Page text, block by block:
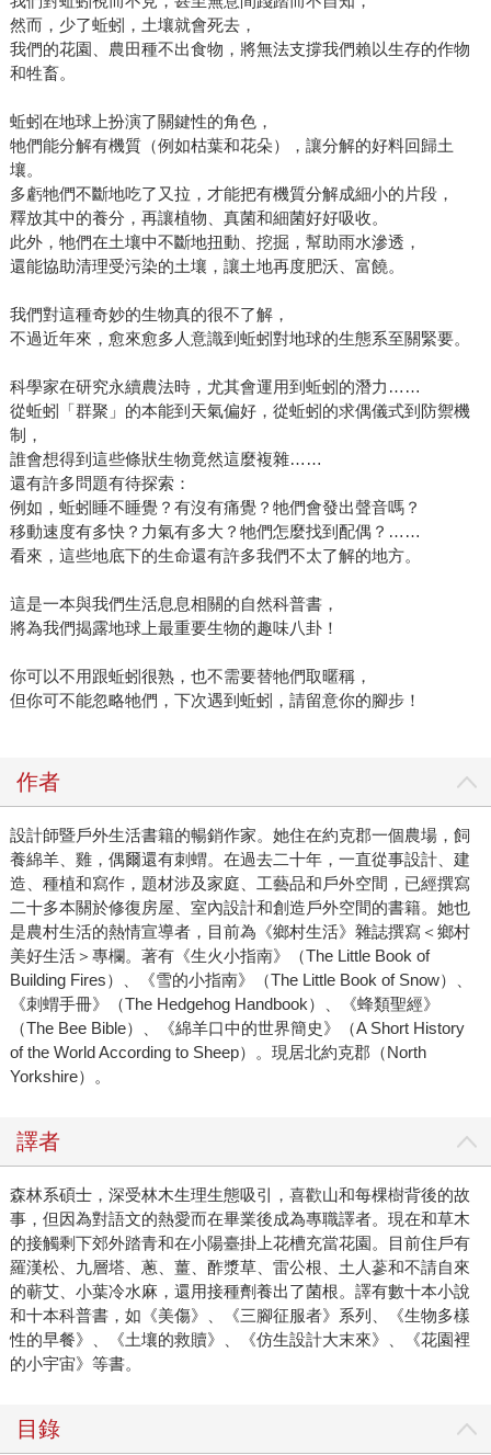
然而，少了蚯蚓，土壤就會死去，
我們的花園、農田種不出食物，將無法支撐我們賴以生存的作物
和牲畜。
蚯蚓在地球上扮演了關鍵性的角色，
牠們能分解有機質（例如枯葉和花朵），讓分解的好料回歸土
壤。
多虧牠們不斷地吃了又拉，才能把有機質分解成細小的片段，
釋放其中的養分，再讓植物、真菌和細菌好好吸收。
此外，牠們在土壤中不斷地扭動、挖掘，幫助雨水滲透，
還能協助清理受污染的土壤，讓土地再度肥沃、富饒。
我們對這種奇妙的生物真的很不了解，
不過近年來，愈來愈多人意識到蚯蚓對地球的生態系至關緊要。
科學家在研究永續農法時，尤其會運用到蚯蚓的潛力……
從蚯蚓「群聚」的本能到天氣偏好，從蚯蚓的求偶儀式到防禦機
制，
誰會想得到這些條狀生物竟然這麼複雜……
還有許多問題有待探索：
例如，蚯蚓睡不睡覺？有沒有痛覺？牠們會發出聲音嗎？
移動速度有多快？力氣有多大？牠們怎麼找到配偶？……
看來，這些地底下的生命還有許多我們不太了解的地方。
這是一本與我們生活息息相關的自然科普書，
將為我們揭露地球上最重要生物的趣味八卦！
你可以不用跟蚯蚓很熟，也不需要替牠們取暱稱，
但你可不能忽略牠們，下次遇到蚯蚓，請留意你的腳步！
作者
設計師暨戶外生活書籍的暢銷作家。她住在約克郡一個農場，飼
養綿羊、雞，偶爾還有刺蝟。在過去二十年，一直從事設計、建
造、種植和寫作，題材涉及家庭、工藝品和戶外空間，已經撰寫
二十多本關於修復房屋、室內設計和創造戶外空間的書籍。她也
是農村生活的熱情宣導者，目前為《鄉村生活》雜誌撰寫＜鄉村
美好生活＞專欄。著有《生火小指南》（The Little Book of
Building Fires）、《雪的小指南》（The Little Book of Snow）、
《刺蝟手冊》（The Hedgehog Handbook）、《蜂類聖經》
（The Bee Bible）、《綿羊口中的世界簡史》（A Short History
of the World According to Sheep）。現居北約克郡（North
Yorkshire）。
譯者
森林系碩士，深受林木生理生態吸引，喜歡山和每棵樹背後的故
事，但因為對語文的熱愛而在畢業後成為專職譯者。現在和草木
的接觸剩下郊外踏青和在小陽臺掛上花槽充當花園。目前住戶有
羅漢松、九層塔、蔥、薑、酢漿草、雷公根、土人蔘和不請自來
的蕲艾、小葉冷水麻，還用接種劑養出了菌根。譯有數十本小說
和十本科普書，如《美傷》、《三腳征服者》系列、《生物多樣
性的早餐》、《土壤的救贖》、《仿生設計大末來》、《花園裡
的小宇宙》等書。
目錄